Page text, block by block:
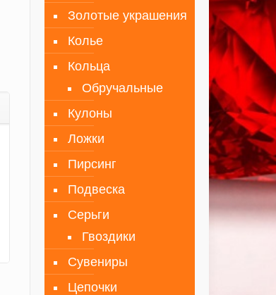
Золотые украшения
Колье
Кольца
Обручальные
Кулоны
Ложки
Пирсинг
Подвеска
Серьги
Гвоздики
Сувениры
Цепочки